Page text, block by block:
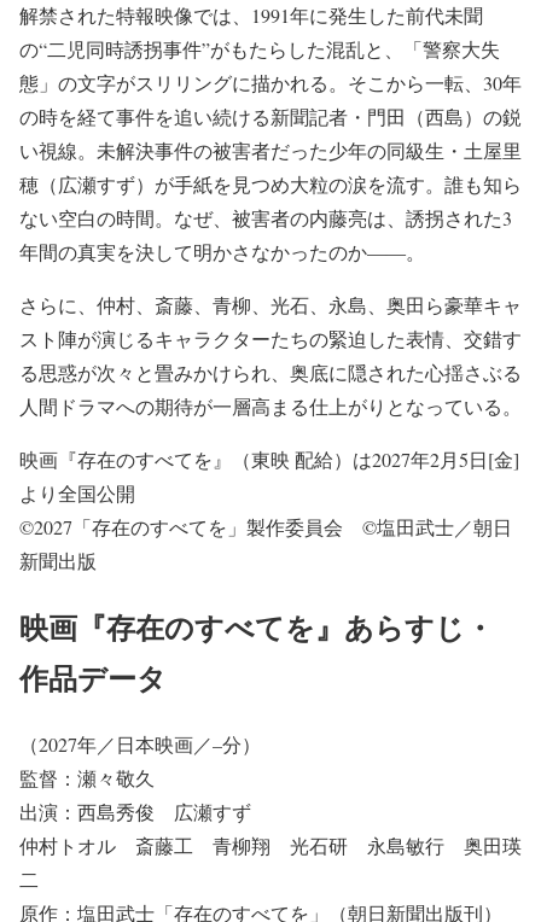
解禁された特報映像では、1991年に発生した前代未聞
の“二児同時誘拐事件”がもたらした混乱と、「警察大失
態」の文字がスリリングに描かれる。そこから一転、30年
の時を経て事件を追い続ける新聞記者・門田（西島）の鋭
い視線。未解決事件の被害者だった少年の同級生・土屋里
穂（広瀬すず）が手紙を見つめ大粒の涙を流す。誰も知ら
ない空白の時間。なぜ、被害者の内藤亮は、誘拐された3
年間の真実を決して明かさなかったのか――。
さらに、仲村、斎藤、青柳、光石、永島、奥田ら豪華キャ
スト陣が演じるキャラクターたちの緊迫した表情、交錯す
る思惑が次々と畳みかけられ、奥底に隠された心揺さぶる
人間ドラマへの期待が一層高まる仕上がりとなっている。
映画『存在のすべてを』（東映 配給）は2027年2月5日[金]
より全国公開
©2027「存在のすべてを」製作委員会 ©塩田武士／朝日
新聞出版
映画『存在のすべてを』あらすじ・
作品データ
（2027年／日本映画／–分）
監督：瀬々敬久
出演：西島秀俊 広瀬すず
仲村トオル 斎藤工 青柳翔 光石研 永島敏行 奥田瑛
二
原作：塩田武士「存在のすべてを」（朝日新聞出版刊）